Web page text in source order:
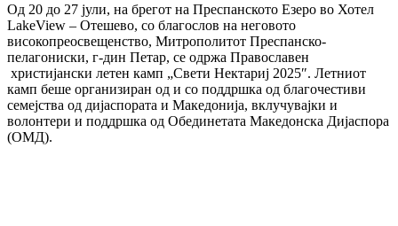
Од 20 до 27 јули, на брегот на Преспанското Езеро во Хотел
LakeView – Отешево, со благослов на неговото
високопреосвещенство, Митрополитот Преспанско-
пелагониски, г-дин Петар, се одржа Православен
христијански летен камп „Свети Нектариј 2025″. Летниот
камп беше организиран од и со поддршка од благочестиви
семејства од дијаспората и Македонија, вклучувајки и
волонтери и поддршка од Обединетата Македонска Дијаспора
(ОМД).